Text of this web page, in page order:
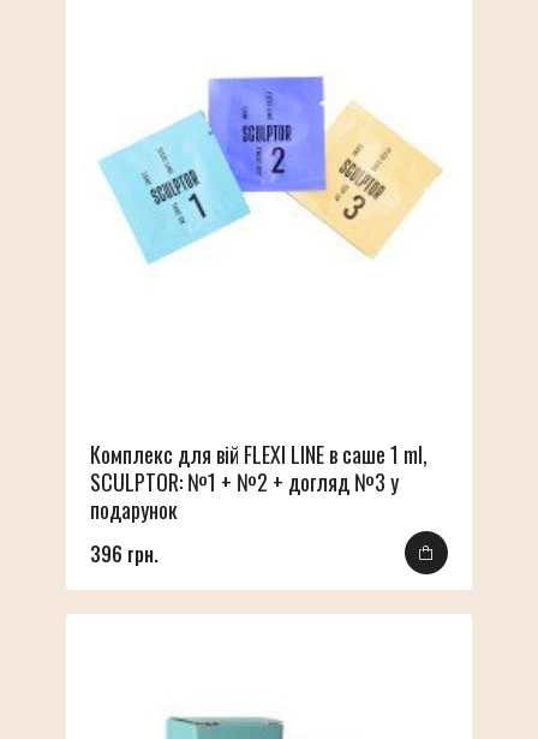
Комплекс для вій FLEXI LINE в саше 1 ml,
SCULPTOR: №1 + №2 + догляд №3 у
подарунок
396 грн.